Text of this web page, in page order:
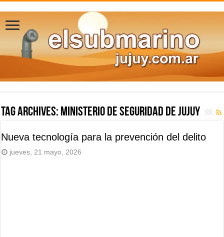
Tag Archives: Ministerio de Seguridad de Jujuy
Nueva tecnología para la prevención del delito
jueves, 21 mayo, 2026